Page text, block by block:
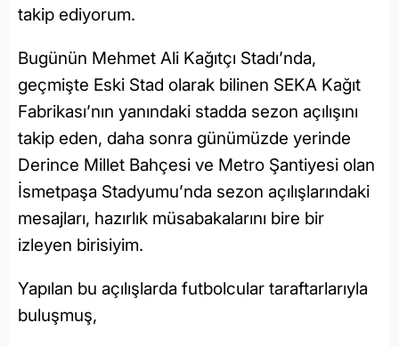
takip ediyorum.
Bugünün Mehmet Ali Kağıtçı Stadı’nda,
geçmişte Eski Stad olarak bilinen SEKA Kağıt
Fabrikası’nın yanındaki stadda sezon açılışını
takip eden, daha sonra günümüzde yerinde
Derince Millet Bahçesi ve Metro Şantiyesi olan
İsmetpaşa Stadyumu’nda sezon açılışlarındaki
mesajları, hazırlık müsabakalarını bire bir
izleyen birisiyim.
Yapılan bu açılışlarda futbolcular taraftarlarıyla
buluşmuş,